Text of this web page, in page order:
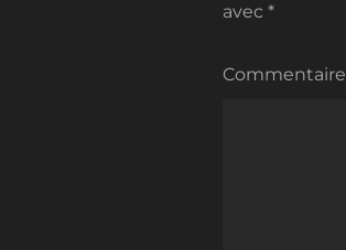
avec *
Commentaire